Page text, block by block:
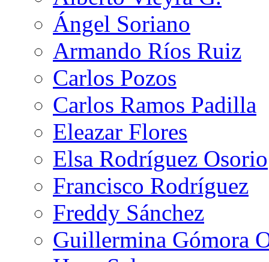
Ángel Soriano
Armando Ríos Ruiz
Carlos Pozos
Carlos Ramos Padilla
Eleazar Flores
Elsa Rodríguez Osorio
Francisco Rodríguez
Freddy Sánchez
Guillermina Gómora